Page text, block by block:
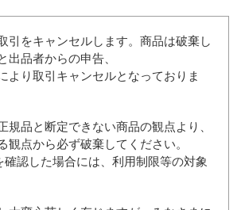
引をキャンセルします。商品は破棄し
出品者からの申告、
より取引キャンセルとなっておりま
規品と断定できない商品の観点より、
観点から必ず破棄してください。
認した場合には、利用制限等の対象